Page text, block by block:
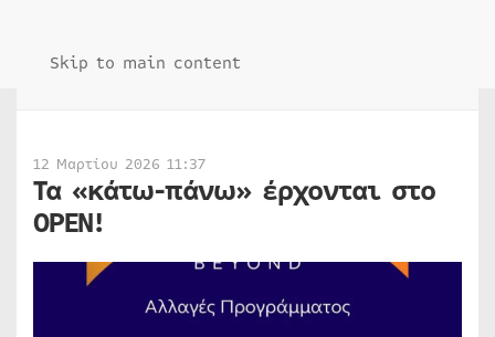
Skip to main content
12 Μαρτίου 2026 11:37
Τα «κάτω-πάνω» έρχονται στο
OPEN!